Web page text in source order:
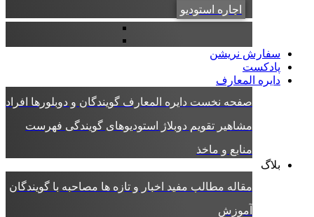
اجاره استودیو
سفارش نریشن
پادکست
دایره المعارف
صفحه نخست دایره المعارفگویندگان و دوبلورهاافراد
مشاهیرتقویم دوبلاژاستودیوهای گویندگیفهرست
منابع و ماخذ
بلاگ
مقالهمطالب مفیداخبار و تازه ها مصاحبه با گویندگان
آموزش